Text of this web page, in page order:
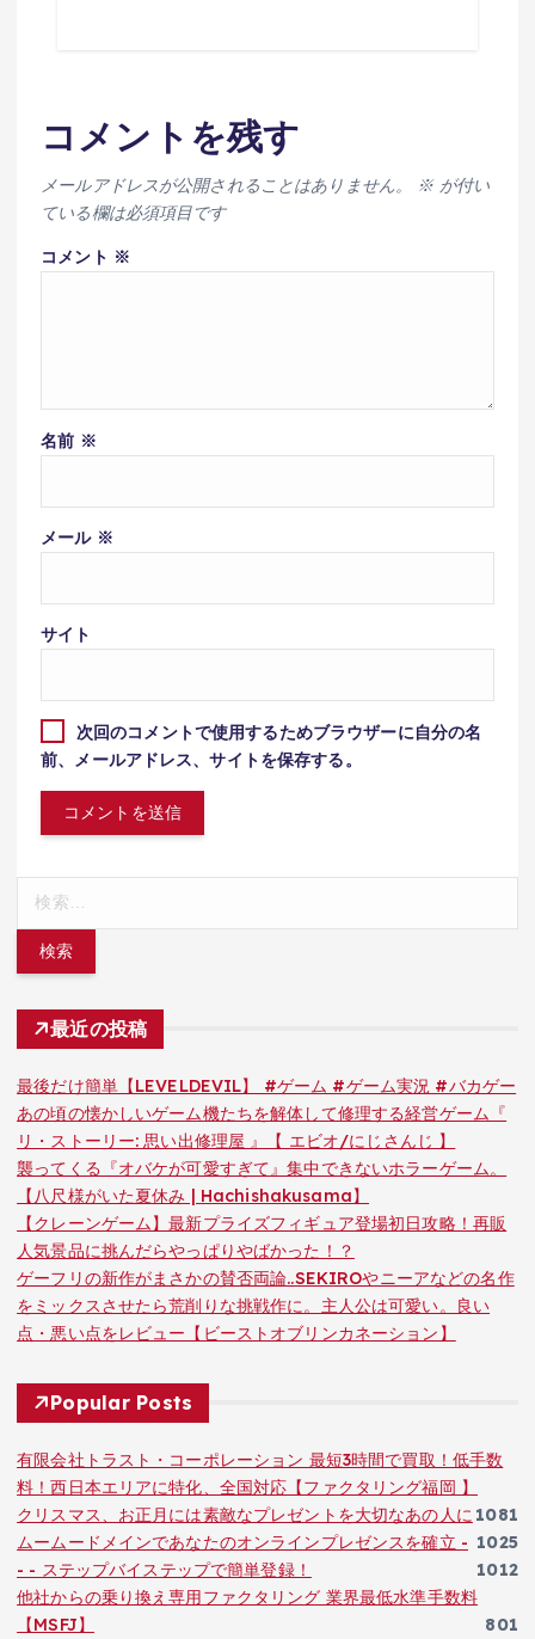
コメントを残す
メールアドレスが公開されることはありません。 ※が付い
ている欄は必須項目です
コメント ※
名前 ※
メール ※
サイト
次回のコメントで使用するためブラウザーに自分の名
前、メールアドレス、サイトを保存する。
最近の投稿
最後だけ簡単【LEVELDEVIL】 #ゲーム #ゲーム実況 #バカゲー
あの頃の懐かしいゲーム機たちを解体して修理する経営ゲーム『
リ・ストーリー: 思い出修理屋 』【 エビオ/にじさんじ 】
襲ってくる『オバケが可愛すぎて』集中できないホラーゲーム。
【八尺様がいた夏休み | Hachishakusama】
【クレーンゲーム】最新プライズフィギュア登場初日攻略！再販
人気景品に挑んだらやっぱりやばかった！？
ゲーフリの新作がまさかの賛否両論..SEKIROやニーアなどの名作
をミックスさせたら荒削りな挑戦作に。主人公は可愛い。良い
点・悪い点をレビュー【ビーストオブリンカネーション】
Popular Posts
有限会社トラスト・コーポレーション 最短3時間で買取！低手数
料！西日本エリアに特化、全国対応【ファクタリング福岡 】
1081
クリスマス、お正月には素敵なプレゼントを大切なあの人に
1025
ムームードメインであなたのオンラインプレゼンスを確立 -
- - ステップバイステップで簡単登録！
1012
他社からの乗り換え専用ファクタリング 業界最低水準手数料
【MSFJ】
801